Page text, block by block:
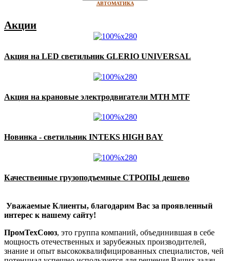
АВТОМАТИКА
Акции
Акция на LED светильник GLERIO UNIVERSAL
Акция на крановые электродвигатели MTH MTF
Новинка - светильник INTEKS HIGH BAY
Качественные грузоподъемные СТРОПЫ дешево
Уважаемые Клиенты, благодарим Вас за проявленный
интерес к нашему сайту!
ПромТехСоюз, это группа компаний, объединившая в себе
мощность отечественных и зарубежных производителей,
знание и опыт высококвалифицированных специалистов, чей